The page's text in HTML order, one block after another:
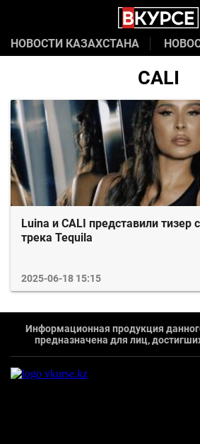
НОВОСТИ КАЗАХСТАНА
CALI
Luina и CALI представили тизер
трека Tequila
2025-06-18 15:15
Информационная продукция
предназначена для лиц,